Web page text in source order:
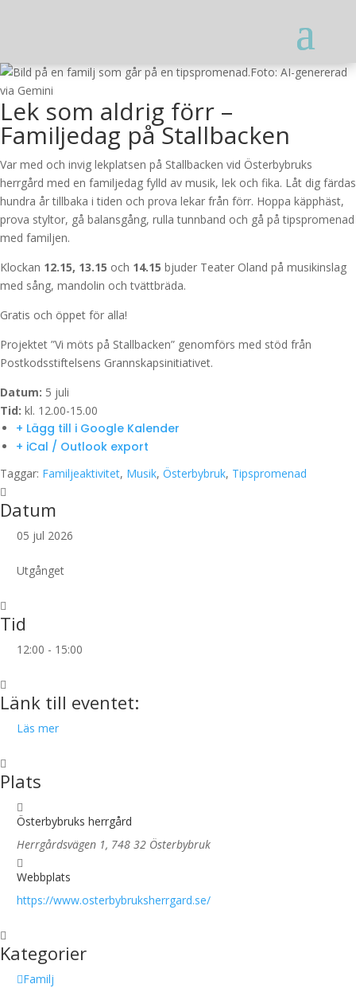
Foto: AI-genererad
via Gemini
Lek som aldrig förr –
Familjedag på Stallbacken
Var med och invig lekplatsen på Stallbacken vid Österbybruks
herrgård med en familjedag fylld av musik, lek och fika. Låt dig färdas
hundra år tillbaka i tiden och prova lekar från förr. Hoppa käpphäst,
prova styltor, gå balansgång, rulla tunnband och gå på tipspromenad
med familjen.
Klockan 12.15, 13.15 och 14.15 bjuder Teater Oland på musikinslag
med sång, mandolin och tvättbräda.
Gratis och öppet för alla!
Projektet ”Vi möts på Stallbacken” genomförs med stöd från
Postkodsstiftelsens Grannskapsinitiativet.
Datum: 5 juli
Tid: kl. 12.00-15.00
+ Lägg till i Google Kalender
+ iCal / Outlook export
Taggar: Familjeaktivitet, Musik, Österbybruk, Tipspromenad
Datum
05 jul 2026
Utgånget
Tid
12:00 - 15:00
Länk till eventet:
Läs mer
Plats
Österbybruks herrgård
Herrgårdsvägen 1, 748 32 Österbybruk
Webbplats
https://www.osterbybruksherrgard.se/
Kategorier
Familj